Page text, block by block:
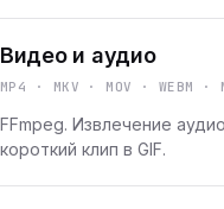
Видео и аудио
MP4 · MKV · MOV · WEBM ·
FFmpeg. Извлечение
короткий клип в GIF.